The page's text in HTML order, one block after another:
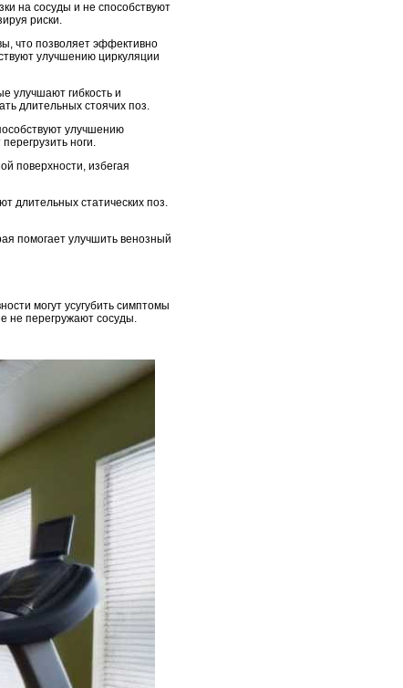
на сосуды и не способствуют
риски.
что позволяет эффективно
улучшению циркуляции
улучшают гибкость и
длительных стоячих поз.
улучшению
ноги.
поверхности, избегая
длительных статических поз.
помогает улучшить венозный
могут усугубить симптомы
не перегружают сосуды.